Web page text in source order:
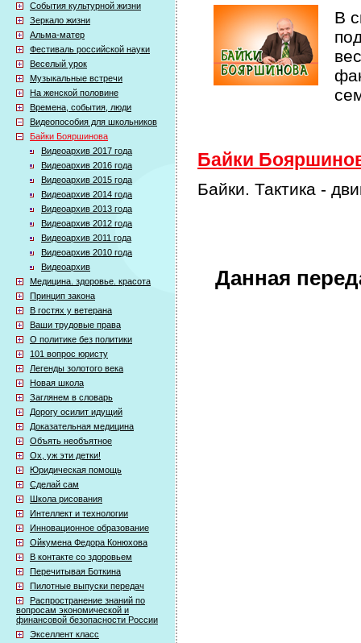
События культурной жизни
Зеркало жизни
Альма-матер
Фестиваль российской науки
Веселый урок
Музыкальные встречи
На женской половине
Времена, события, люди
Видеопособия для школьников
Байки Бояршинова
Видеоархив 2017 года
Видеоархив 2016 года
Видеоархив 2015 года
Видеоархив 2014 года
Видеоархив 2013 года
Видеоархив 2012 года
Видеоархив 2011 года
Видеоархив 2010 года
Видеоархив
Медицина. здоровье. красота
Принцип закона
В гостях у ветерана
Ваши трудовые права
О политике без политики
101 вопрос юристу
Легенды золотого века
Новая школа
Заглянем в словарь
Дорогу осилит идущий
Доказательная медицина
Объять необъятное
Ох, уж эти детки!
Юридическая помощь
Сделай сам
Школа рисования
Интеллект и технологии
Инновационное образование
Ойкумена Федора Конюхова
В контакте со здоровьем
Перечитывая Боткина
Пилотные выпуски передач
Распространение знаний по
вопросам экономической и
финансовой безопасности России
Экселлент класс
В
Байки
Байки. Тактика -
Данная